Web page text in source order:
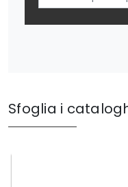
Sfoglia i